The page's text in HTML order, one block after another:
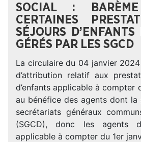
SOCIAL :
CERTAINES
SÉJOURS D’ENFANTS
GÉRÉS PAR LES SGCD
La circulaire du 04 janvier
d’attribution relatif aux
d’enfants applicable à compter
au bénéfice des agents dont la
secrétariats généraux
(SGCD), donc les agents
applicable à compter du 1er